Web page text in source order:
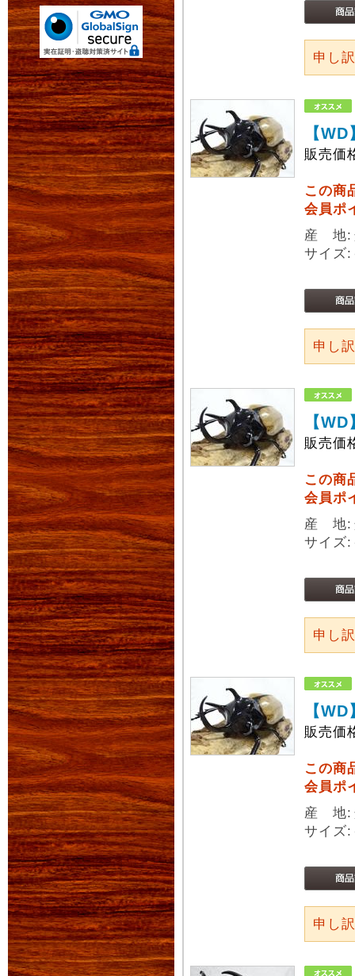
申し
【
販売価
この商
会員ポ
産 地:
サイズ
申し
【
販売価
この商
会員ポ
産 地:
サイズ
申し
【
販売価
この商
会員ポ
産 地:
サイズ
申し